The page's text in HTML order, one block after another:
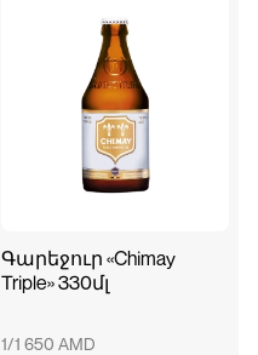
Գարեջուր «Chimay
Triple» 330մլ
1/1 650 AMD